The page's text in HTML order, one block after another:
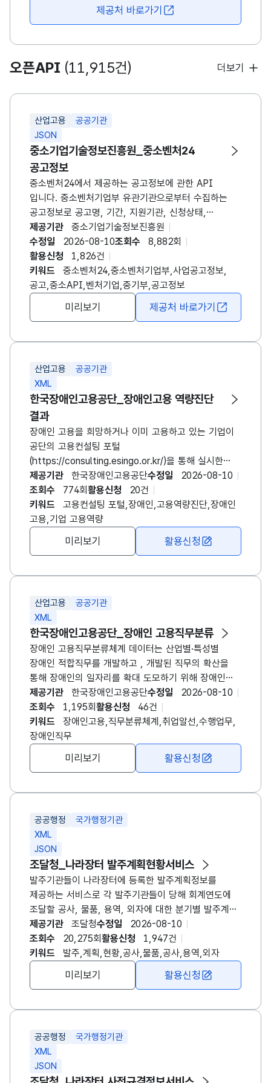
의료기술 동향 파악, 지역 내 치과기공소 분포 조사 등
다양한 분야에서 활용할 수 있습니다. 또한 해당
제고, 장비 현대화 지원 정책 마련 등에도 기초 자료로
유용하게 쓰입니다.
새창 열림
제공처 바로가기
오픈API (11,915건) 더보기
산업고용
공공기관
JSON
중소기업기술정보진흥원_중소벤처24
공고정보
중소벤처24에서 제공하는 공고정보에 관한 API
입니다. 중소벤처기업부 유관기관으로부터 수집하는
공고정보로 공고명, 기간, 지원기관, 신청상태,
첨부파일 등을 포함합니다. 중소벤처24에서는 그 동안
수집된 기업정보나 증명(확인)서 정보 등을 다른 유관
시스템에서 사용할 수 있도록 API를 개발하여
제공하고 있습니다. 중소벤처24의 API를 사용하면,
지원사업 신청 시 클릭 한 번으로 기업의 기본 데이터를
자동 입력하거나, 지원 자격 증빙을 위해 인증서를
별도로 제출하지 않더라도 기업이 받은 인증 정보를
제공기관
중소기업기술정보진흥원
수정일
2026-08-10조회수
8,882회
활용신청
1,826건
키워드
중소벤처24,중소벤처기업부,사업공고정보,
공고,중소API,벤처기업,중기부,공고정보
미리보기 제공처 바로가기
산업고용
공공기관
XML
한국장애인고용공단_장애인고용 역량진단
결과
장애인 고용을 희망하거나 이미 고용하고 있는 기업이
공단의 고용컨설팅 포털
(https://consulting.esingo.or.kr/)을 통해 실시한
장애인 고용역량진단 결과를 제공합니다. 본 데이터는
기업별 개별 식별정보를 제외한 진단일, 진단 점수,
사업체 유형, 상시근로자 수, 업종 등의 항목을
포함합니다. 이를 통해 기업의 장애인 고용 준비도와
역량 수준을 객관적으로 파악할 수 있습니다. 공공기관,
기업, 연구자 등 수요자가 장애인 고용 현황을
마련하는 데 기여할 수 있습니다.
제공기관 한국장애인고용공단수정일
2026-08-10
조회수
774회 활용신청
20건
키워드
고용컨설팅 포털,장애인,고용역량진단,장애인
고용,기업 고용역량
미리보기 활용신청
산업고용
공공기관
XML
한국장애인고용공단_장애인 고용직무분류
장애인 고용직무분류체계 데이터는 산업별·특성별
장애인 적합직무를 개발하고 , 개발된 직무의 확산을
통해 장애인의 일자리를 확대 도모하기 위해 장애인
고용 현장에서 수행되는 직무를 체계적으로 정리한
표준 분류 정보입니다.장애인 고용직무는 고용노동부
취업알선직업분류를 바탕으로 만들어졌으며, 장애인
고용직무분류는 직종코드, 직종명, 직종레벨, 수행업무,
유사직무명,주의사항 등의 항목이 포함되어 있습니다.
상세한 장애인 적합 직무개발 사업에 관한 내용은 공단
제공기관 한국장애인고용공단수정일
2026-08-10
조회수
1,195회 활용신청
46건
키워드
장애인고용,직무분류체계,취업알선,수행업무,
장애인직무
미리보기 활용신청
공공행정
국가행정기관
XML
JSON
조달청_나라장터 발주계획현황서비스
발주기관들이 나라장터에 등록한 발주계획정보를
제공하는 서비스로 각 발주기관들이 당해 회계연도에
조달할 공사, 물품, 용역, 외자에 대한 분기별 발주계획
(조달대상, 예산액, 발주예정시기, 발주방법, 발주기관
주소, 연락처 등) 공고 내역를 제공하는 나라장터
발주계획현황서비스 ※ 발주년월범위, 발주기관코드
등의 조건으로 검색하여 응답받으실 수 있습니다. ※
반드시 발주계획정보가 존재하여야만 사전규격공개를
발주계획정보에 존재하지 않는 규격의 공개나 입찰공고
제공기관 조달청수정일
2026-08-10
조회수
20,275회 활용신청
1,947건
키워드
발주,계획,현황,공사,물품,공사,용역,외자
미리보기 활용신청
공공행정
국가행정기관
XML
JSON